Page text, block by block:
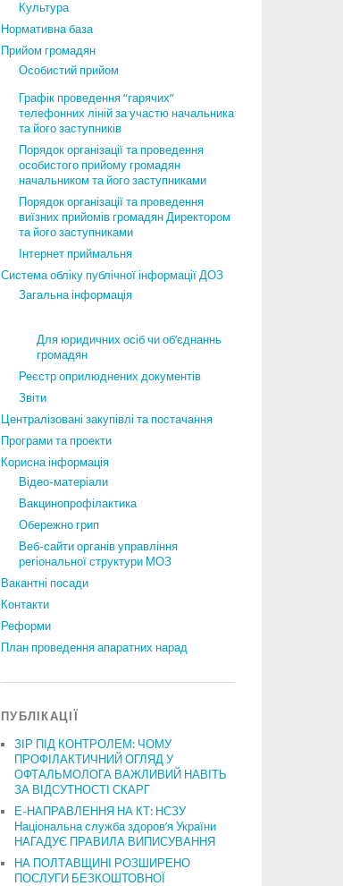
Культура
Нормативна база
Прийом громадян
Особистий прийом
Графік проведення “гарячих”
телефонних ліній за участю начальника
та його заступників
Порядок організації та проведення
особистого прийому громадян
начальником та його заступниками
Порядок організації та проведення
виїзних прийомів громадян Директором
та його заступниками
Інтернет приймальня
Система обліку публічної інформації ДОЗ
Загальна інформація
Для юридичних осіб чи об’єднаннь
громадян
Реєстр оприлюднених документів
Звіти
Централізовані закупівлі та постачання
Програми та проекти
Корисна інформація
Відео-матеріали
Вакцинопрофілактика
Обережно грип
Веб-сайти органів управління
регіональної структури МОЗ
Вакантні посади
Контакти
Реформи
План проведення апаратних нарад
ПУБЛІКАЦІЇ
ЗІР ПІД КОНТРОЛЕМ: ЧОМУ
ПРОФІЛАКТИЧНИЙ ОГЛЯД У
ОФТАЛЬМОЛОГА ВАЖЛИВИЙ НАВІТЬ
ЗА ВІДСУТНОСТІ СКАРГ
Е-НАПРАВЛЕННЯ НА КТ: НСЗУ
Національна служба здоров’я України
НАГАДУЄ ПРАВИЛА ВИПИСУВАННЯ
НА ПОЛТАВЩИНІ РОЗШИРЕНО
ПОСЛУГИ БЕЗКОШТОВНОЇ